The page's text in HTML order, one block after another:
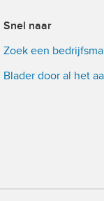
Snel naar
Zoek een
Blader door al het